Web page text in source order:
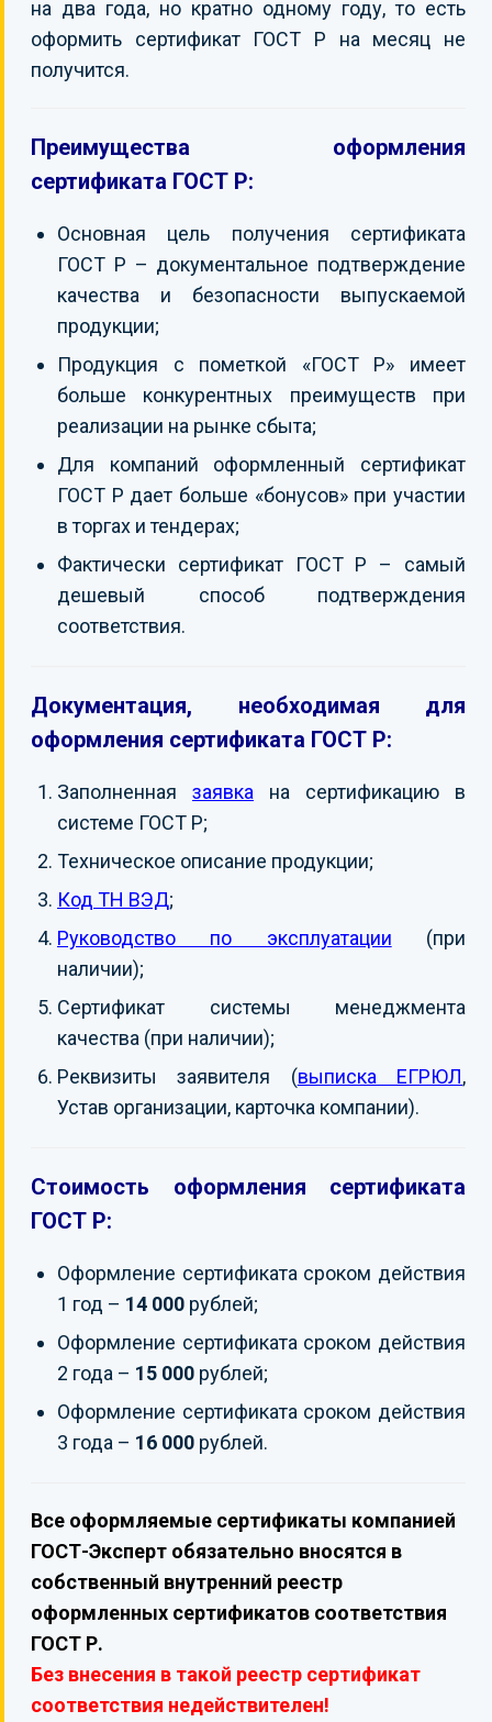
на два года, но кратно одному году, то есть
оформить сертификат ГОСТ Р на месяц не
получится.
Преимущества оформления
сертификата ГОСТ Р:
Основная цель получения сертификата
ГОСТ Р – документальное подтверждение
качества и безопасности выпускаемой
продукции;
Продукция с пометкой «ГОСТ Р» имеет
больше конкурентных преимуществ при
реализации на рынке сбыта;
Для компаний оформленный сертификат
ГОСТ Р дает больше «бонусов» при участии
в торгах и тендерах;
Фактически сертификат ГОСТ Р – самый
дешевый способ подтверждения
соответствия.
Документация, необходимая для
оформления сертификата ГОСТ Р:
Заполненная заявка на сертификацию в
системе ГОСТ Р;
Техническое описание продукции;
Код ТН ВЭД;
Руководство по эксплуатации
(при
наличии);
Сертификат системы менеджмента
качества (при наличии);
Реквизиты заявителя (выписка ЕГРЮЛ,
Устав организации, карточка компании).
Стоимость оформления сертификата
ГОСТ Р:
Оформление сертификата сроком действия
1 год – 14 000 рублей;
Оформление сертификата сроком действия
2 года – 15 000 рублей;
Оформление сертификата сроком действия
3 года – 16 000 рублей.
Все оформляемые сертификаты компанией
ГОСТ-Эксперт обязательно вносятся в
собственный внутренний реестр
оформленных сертификатов соответствия
ГОСТ Р.
Без внесения в такой реестр сертификат
соответствия недействителен!